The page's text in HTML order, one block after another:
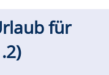
für